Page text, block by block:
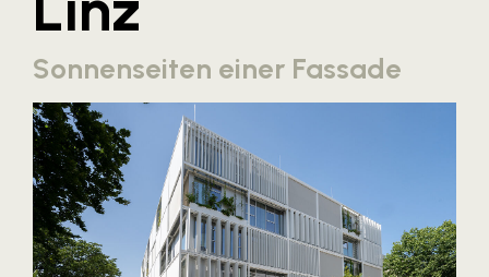
ALEX Krems
Amazon Web Services
Artweger
AustroCel Hallein
Blaguss
Bundesverband Sonnenschutztechnik
Cineplexx
Sonnenseiten einer Fassade